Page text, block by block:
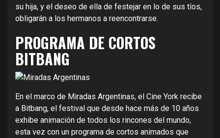
su hija, y el deseo de ella de festejar en lo de sus tíos,
obligarán a los hermanos a reencontrarse.
PROGRAMA DE CORTOS
BITBANG
En el marco de Miradas Argentinas, el Cine York recibe
a Bitbang, el festival que desde hace más de 10 años
exhibe animación de todos los rincones del mundo,
esta vez con un programa de cortos animados que